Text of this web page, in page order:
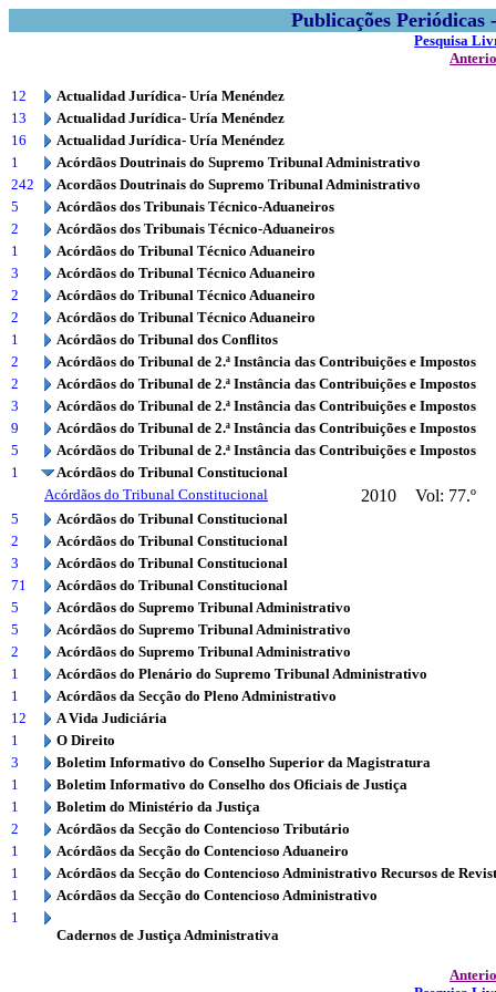
Publicações
Pesquisa
12
Actualidad Jurídica- Uría Menéndez
13
Actualidad Jurídica- Uría Menéndez
16
Actualidad Jurídica- Uría Menéndez
1
Acórdãos Doutrinais do Supremo Tribunal Administrativo
242
Acordãos Doutrinais do Supremo Tribunal Administrativo
5
Acórdãos dos Tribunais Técnico-Aduaneiros
2
Acórdãos dos Tribunais Técnico-Aduaneiros
1
Acórdãos do Tribunal Técnico Aduaneiro
3
Acórdãos do Tribunal Técnico Aduaneiro
2
Acórdãos do Tribunal Técnico Aduaneiro
2
Acórdãos do Tribunal Técnico Aduaneiro
1
Acórdãos do Tribunal dos Conflitos
2
Acórdãos do Tribunal de 2.ª Instância das Contribuições e Impostos
2
Acórdãos do Tribunal de 2.ª Instância das Contribuições e Impostos
3
Acórdãos do Tribunal de 2.ª Instância das Contribuições e Impostos
9
Acórdãos do Tribunal de 2.ª Instância das Contribuições e Impostos
5
Acórdãos do Tribunal de 2.ª Instância das Contribuições e Impostos
1
Acórdãos do Tribunal Constitucional
Acórdãos do Tribunal Constitucional
2010 Vol: 77.º
5
Acórdãos do Tribunal Constitucional
2
Acórdãos do Tribunal Constitucional
3
Acórdãos do Tribunal Constitucional
71
Acórdãos do Tribunal Constitucional
5
Acórdãos do Supremo Tribunal Administrativo
5
Acórdãos do Supremo Tribunal Administrativo
2
Acórdãos do Supremo Tribunal Administrativo
1
Acórdãos do Plenário do Supremo Tribunal Administrativo
1
Acórdãos da Secção do Pleno Administrativo
12
A Vida Judiciária
1
O Direito
3
Boletim Informativo do Conselho Superior da Magistratura
1
Boletim Informativo do Conselho dos Oficiais de Justiça
1
Boletim do Ministério da Justiça
2
Acórdãos da Secção do Contencioso Tributário
1
Acórdãos da Secção do Contencioso Aduaneiro
1
Acórdãos da Secção do Contencioso Administrativo Recursos de
1
Acórdãos da Secção do Contencioso Administrativo
1
Cadernos de Justiça Administrativa